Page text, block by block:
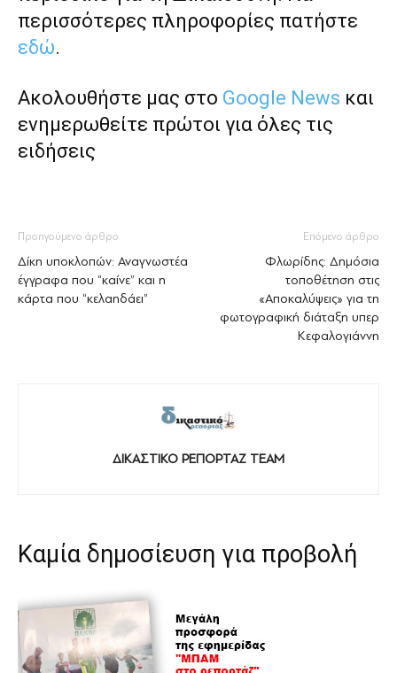
περισσότερες πληροφορίες πατήστε
εδώ.
Ακολουθήστε μας στο Google News και
ενημερωθείτε πρώτοι για όλες τις
ειδήσεις
Προηγούμενο άρθρο
Δίκη υποκλοπών: Αναγνωστέα
έγγραφα που “καίνε” και η
κάρτα που “κελαηδάει”
Επόμενο άρθρο
Φλωρίδης: Δημόσια
τοποθέτηση στις
«Αποκαλύψεις» για τη
φωτογραφική διάταξη υπερ
Κεφαλογιάννη
ΔΙΚΑΣΤΙΚΟ ΡΕΠΟΡΤΑΖ TEAM
Καμία δημοσίευση για προβολή